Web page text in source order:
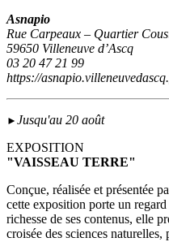
Asnapio
Rue Carpeaux – Quartier
59650 Villeneuve d’Ascq
03 20 47 21 99
https://
► Jusqu'au 20 août
EXPOSITION
"VAISSEAU TERRE"
Conçue, réalisée et présentée
cette exposition porte un
richesse de ses contenus, elle
croisée des sciences naturelles,